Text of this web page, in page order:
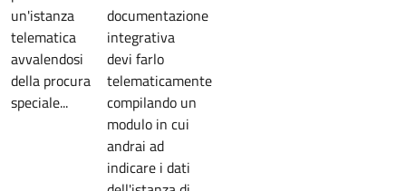
un'istanza
telematica
avvalendosi
della procura
speciale...
documentazione
integrativa
devi farlo
telematicamente
compilando un
modulo in cui
andrai ad
indicare i dati